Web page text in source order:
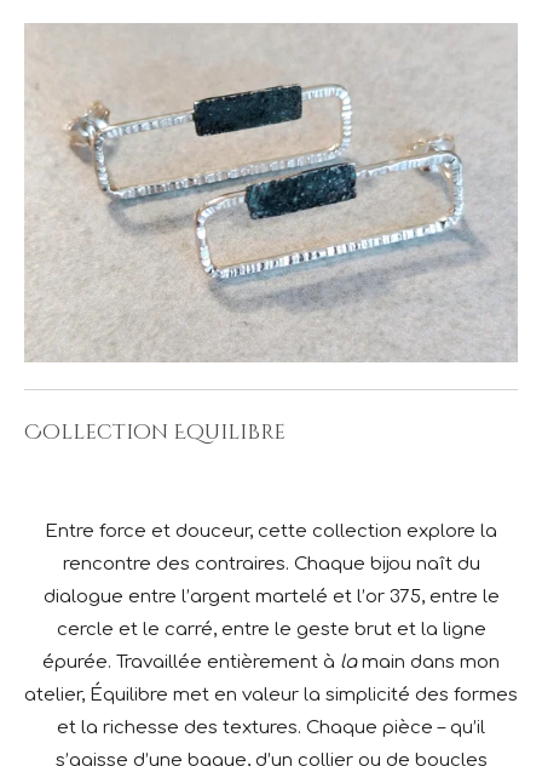
Collection Equilibre
Entre force et douceur, cette collection explore la
rencontre des contraires. Chaque bijou naît du
dialogue entre l’argent martelé et l’or 375, entre le
cercle et le carré, entre le geste brut et la ligne
épurée. Travaillée entièrement à lamain dans mon
atelier, Équilibre met en valeur la simplicité des formes
et la richesse des textures. Chaque pièce – qu’il
s’agisse d’une bague, d’un collier ou de boucles